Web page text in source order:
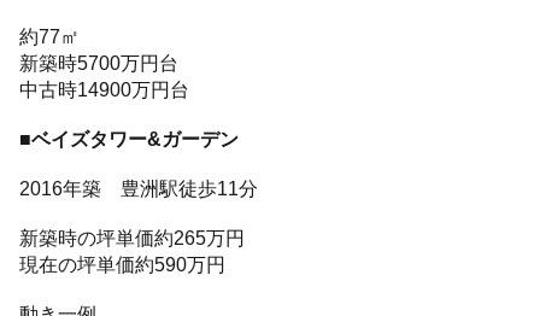
約77㎡
新築時5700万円台
中古時14900万円台
■ベイズタワー&ガーデン
2016年築 豊洲駅徒歩11分
新築時の坪単価約265万円
現在の坪単価約590万円